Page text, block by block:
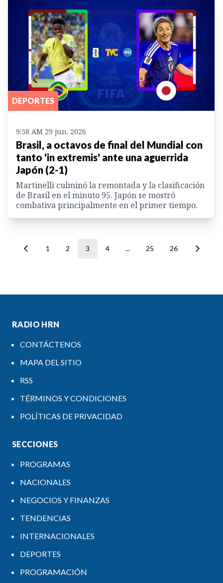
DEPORTES
9:58 AM 29 jun. 2026
Brasil, a octavos de final del Mundial con
tanto 'in extremis' ante una aguerrida
Japón (2-1)
Martinelli culminó la remontada y la clasificación
de Brasil en el minuto 95. Japón se mostró
combativa principalmente en el primer tiempo.
1 2 3 4 ... 25 26
RADIO HRN
CONTÁCTENOS
MAPA DEL SITIO
RSS
TÉRMINOS Y CONDICIONES
POLÍTICAS DE PRIVACIDAD
SECCIONES
PROGRAMAS
NACIONALES
NEGOCIOS Y FINANZAS
TENDENCIAS
INTERNACIONALES
DEPORTES
PROGRAMACIÓN